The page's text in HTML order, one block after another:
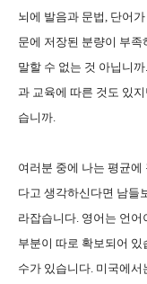
뇌에 발음과 문법, 단어
문에 저장된 분량이 부
말할 수 없는 것 아닙니
과 교육에 따른 것도 있
습니까.
여러분 중에 나는 평균
다고 생각하신다면 남들
라잡습니다. 영어는 언
부분이 따로 확보되어
수가 있습니다. 미국에